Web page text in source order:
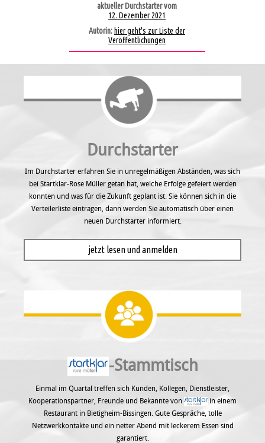
aktueller Durchstarter vom
12. Dezember 2021
Autorin: hier geht's zur Liste der
Veröffentlichungen
Durchstarter
Im Durchstarter erfahren Sie in unregel­mäßigen Abständen, was sich
bei Startklar-Rose Müller getan hat, welche Erfolge gefeiert werden
konnten und was für die Zukunft geplant ist. Sie können sich in die
Verteilerliste eintragen, dann werden Sie automatisch über einen
neuen Durchstarter informiert.
jetzt lesen und anmelden
-Stammtisch
Einmal im Quartal treffen sich Kunden, Kollegen, Dienstleister,
Kooperationspartner, Freunde und Bekannte von
in einem
Restaurant in Bietigheim-Bissingen. Gute Gespräche, tolle
Netzwerkkontakte und ein netter Abend mit leckerem Essen sind
garantiert.